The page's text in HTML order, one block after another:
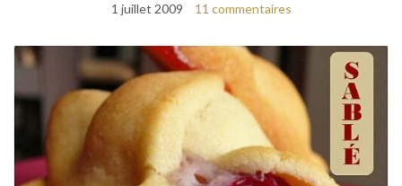
1 juillet 2009 11 commentaires